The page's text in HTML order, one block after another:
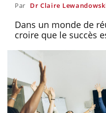
Par Dr Claire
Dans un monde de
croire que le succès